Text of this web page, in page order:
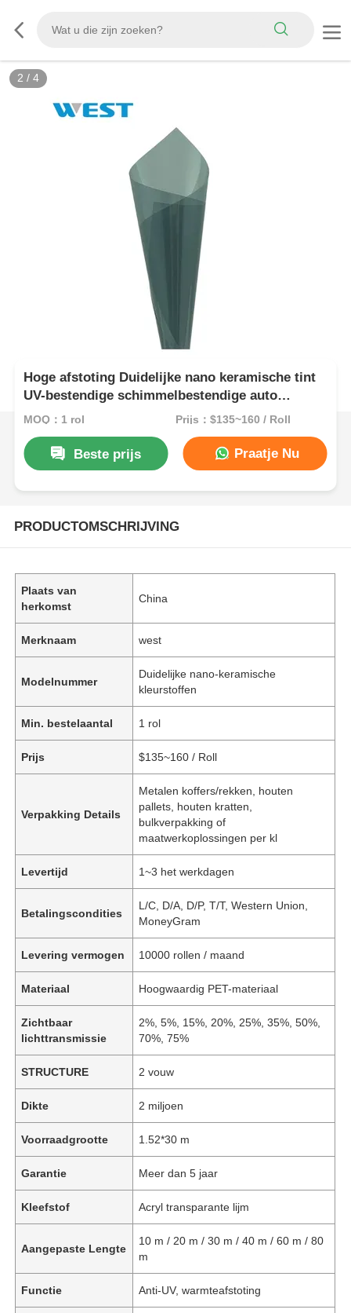
3 / 4
Hoge afstoting Duidelijke nano keramische tint
UV-bestendige schimmelbestendige auto
venster tint
MOQ：1 rol Prijs：$135~160 / Roll
Beste prijs Praatje Nu
PRODUCTOMSCHRIJVING
Plaats van
herkomst
China
Merknaam west
Modelnummer
Duidelijke nano-keramische
kleurstoffen
Min. bestelaantal 1 rol
Prijs $135~160 / Roll
Verpakking Details
Metalen koffers/rekken, houten
pallets, houten kratten,
bulkverpakking of
maatwerkoplossingen per kl
Levertijd 1~3 het werkdagen
Betalingscondities
L/C, D/A, D/P, T/T, Western Union,
MoneyGram
Levering vermogen 10000 rollen / maand
Materiaal Hoogwaardig PET-materiaal
Zichtbaar
lichttransmissie
2%, 5%, 15%, 20%, 25%, 35%, 50%,
70%, 75%
STRUCTURE 2 vouw
Dikte 2 miljoen
Voorraadgrootte 1.52*30 m
Garantie Meer dan 5 jaar
Kleefstof Acryl transparante lijm
Aangepaste Lengte
10 m / 20 m / 30 m / 40 m / 60 m / 80
m
Functie Anti-UV, warmteafstoting